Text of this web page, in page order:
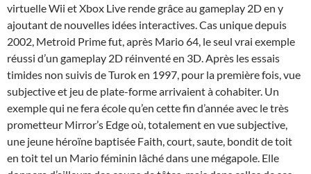
virtuelle Wii et Xbox Live rende grâce au gameplay 2D en y
ajoutant de nouvelles idées interactives. Cas unique depuis
2002, Metroid Prime fut, après Mario 64, le seul vrai exemple
réussi d’un gameplay 2D réinventé en 3D. Après les essais
timides non suivis de Turok en 1997, pour la première fois, vue
subjective et jeu de plate-forme arrivaient à cohabiter. Un
exemple qui ne fera école qu’en cette fin d’année avec le très
prometteur Mirror’s Edge où, totalement en vue subjective,
une jeune héroïne baptisée Faith, court, saute, bondit de toit
en toit tel un Mario féminin lâché dans une mégapole. Elle